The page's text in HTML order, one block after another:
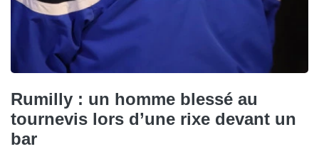
Rumilly : un homme blessé au
tournevis lors d’une rixe devant un
bar